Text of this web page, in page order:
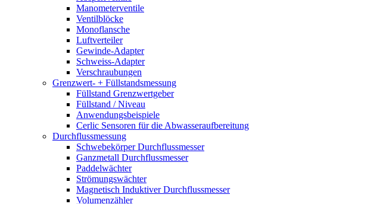
Manometerventile
Ventilblöcke
Monoflansche
Luftverteiler
Gewinde-Adapter
Schweiss-Adapter
Verschraubungen
Grenzwert- + Füllstandsmessung
Füllstand Grenzwertgeber
Füllstand / Niveau
Anwendungsbeispiele
Cerlic Sensoren für die Abwasseraufbereitung
Durchflussmessung
Schwebekörper Durchflussmesser
Ganzmetall Durchflussmesser
Paddelwächter
Strömungswächter
Magnetisch Induktiver Durchflussmesser
Volumenzähler